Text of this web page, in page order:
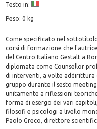
Testo in:
Peso: 0 kg
Come specificato nel
corsi di formazione che
del Centro Italiano Gestalt a
diplomata come Counsellor
di interventi, a volte addirittura
gruppo durante il sesto
unitamente a riflessioni
forma di esergo dei vari
filosofi e psicologi a livello
Paolo Greco, direttore